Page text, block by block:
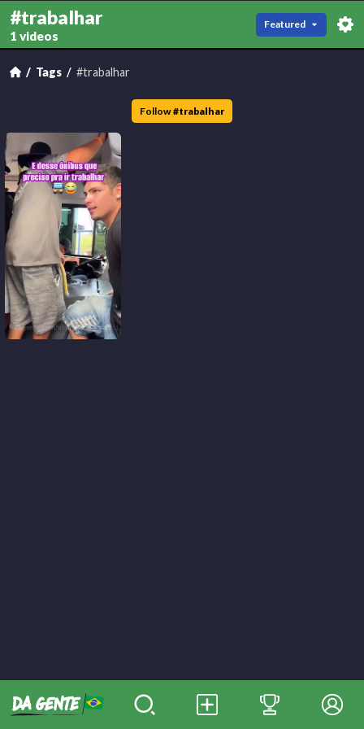
#trabalhar
1 videos
Featured
Tags #trabalhar
Follow #trabalhar